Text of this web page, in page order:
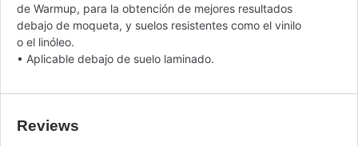
de Warmup, para la obtención de mejores resultados
debajo de moqueta, y suelos resistentes como el vinilo
o el linóleo.
• Aplicable debajo de suelo laminado.
Reviews